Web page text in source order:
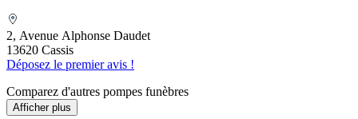
2, Avenue Alphonse Daudet
13620 Cassis
Déposez le premier avis !
Comparez d'autres pompes funèbres
Afficher plus